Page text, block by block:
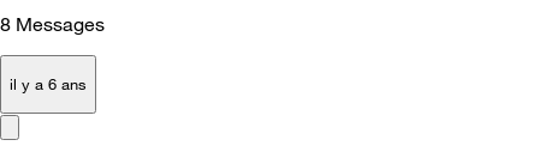
8 Messages
il y a 6 ans